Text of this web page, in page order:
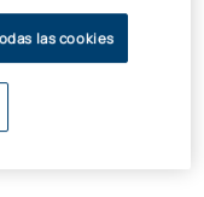
su máximo
y mejorando la
salud mental
la ansiedad y
las cookies